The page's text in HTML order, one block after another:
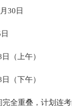
30日
（上午）
（下午）
全重叠，计划连